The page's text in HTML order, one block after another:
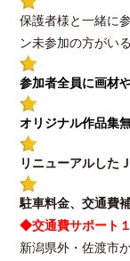
保護者様と一緒に
ン未参加の方がい
参加者全員に画材
オリジナル作品集
リニューアルした
駐車料金、交通費
◆交通費サポート１
新潟県外・佐渡市